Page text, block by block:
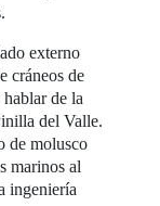
externo
cráneos de
de la
del Valle.
de molusco
marinos al
ingeniería